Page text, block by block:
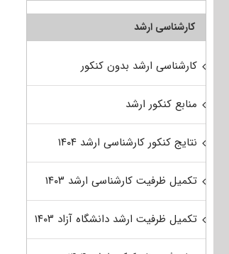
کارشناسی ارشد
کارشناسی ارشد بدون کنکور
منابع کنکور ارشد
نتایج کنکور کارشناسی ارشد ۱۴۰۴
تکمیل ظرفیت کارشناسی ارشد ۱۴۰۳
تکمیل ظرفیت ارشد دانشگاه آزاد ۱۴۰۳